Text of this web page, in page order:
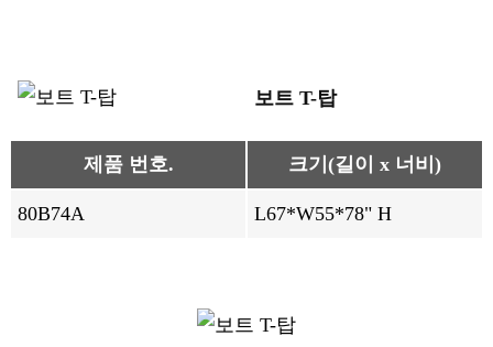
보트 T-탑
제품 번호. 크기(길이 x 너비)
80B74A L67*W55*78" H